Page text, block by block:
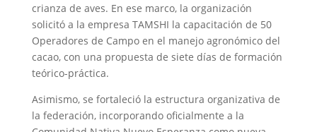
crianza de aves. En ese marco, la organización
solicitó a la empresa TAMSHI la capacitación de 50
Operadores de Campo en el manejo agronómico del
cacao, con una propuesta de siete días de formación
teórico-práctica.
Asimismo, se fortaleció la estructura organizativa de
la federación, incorporando oficialmente a la